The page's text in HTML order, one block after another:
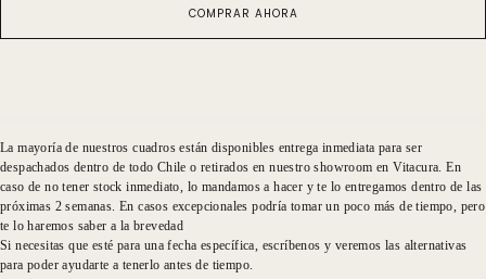
Torso
Torso
COMPRAR AHORA
La mayoría de nuestros cuadros están disponibles entrega inmediata para ser
despachados dentro de todo Chile o retirados en nuestro showroom en Vitacura. En
caso de no tener stock inmediato, lo mandamos a hacer y te lo entregamos dentro de las
próximas 2 semanas. En casos excepcionales podría tomar un poco más de tiempo, pero
te lo haremos saber a la brevedad
Si necesitas que esté para una fecha específica, escríbenos y veremos las alternativas
para poder ayudarte a tenerlo antes de tiempo.